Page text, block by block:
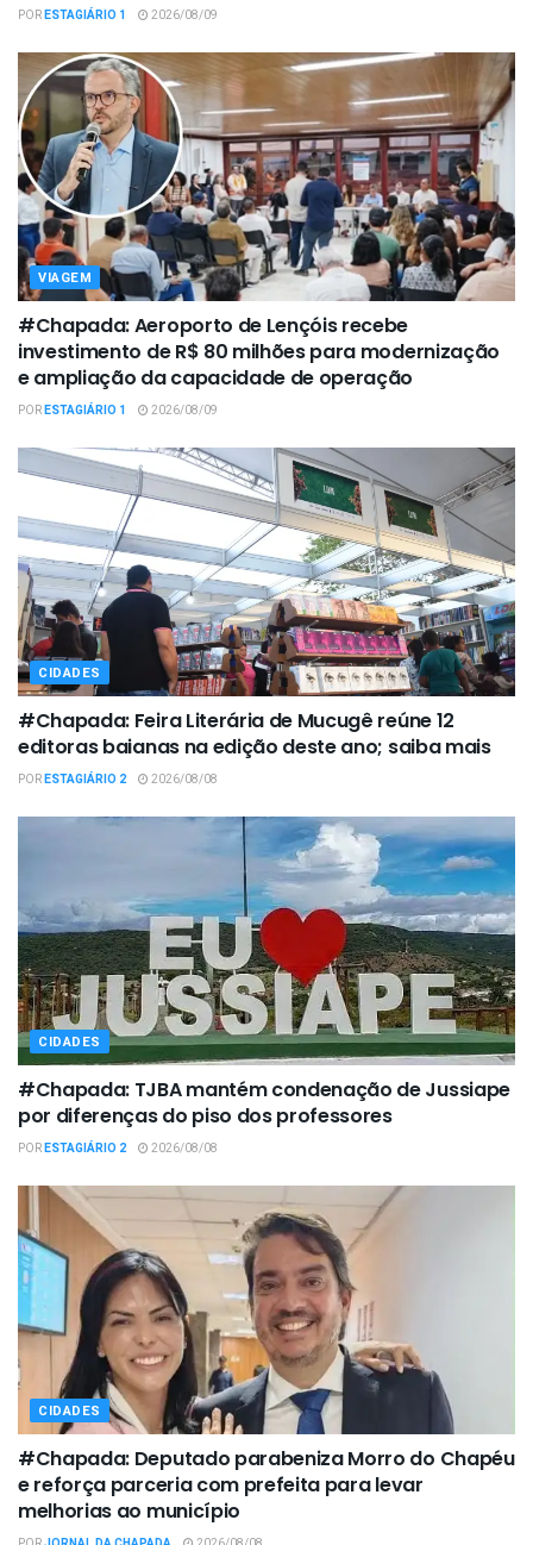
PORESTAGIÁRIO 1 2026/08/09
VIAGEM
#Chapada: Aeroporto de Lençóis recebe
investimento de R$ 80 milhões para modernização
e ampliação da capacidade de operação
PORESTAGIÁRIO 1 2026/08/09
CIDADES
#Chapada: Feira Literária de Mucugê reúne 12
editoras baianas na edição deste ano; saiba mais
PORESTAGIÁRIO 2 2026/08/08
CIDADES
#Chapada: TJBA mantém condenação de Jussiape
por diferenças do piso dos professores
PORESTAGIÁRIO 2 2026/08/08
CIDADES
#Chapada: Deputado parabeniza Morro do Chapéu
e reforça parceria com prefeita para levar
melhorias ao município